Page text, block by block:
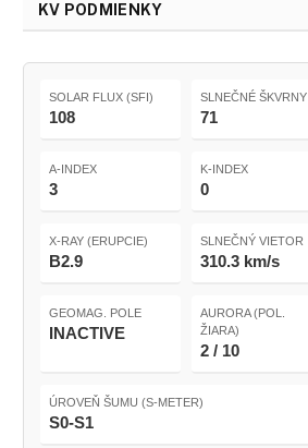
KV PODMIENKY
SOLAR FLUX (SFI)
108
SLNEČNÉ ŠKVRNY
71
A-INDEX
3
K-INDEX
0
X-RAY (ERUPCIE)
B2.9
SLNEČNÝ VIETOR
310.3 km/s
GEOMAG. POLE
INACTIVE
AURORA (POL.
ŽIARA)
2 / 10
ÚROVEŇ ŠUMU (S-METER)
S0-S1